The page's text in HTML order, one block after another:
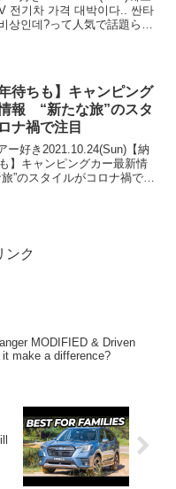
전기차 가격 대박이다.. 싼타
상인데?って人気で話題らし
待ちも】キャンピング
報 “新たな旅”のスタ
ナ禍で注目
ー好き2021.10.24(Sun)【納
】キャンピングカー最新情
”のスタイルがコロナ禍で注
ンク
MODIFIED & Driven
it make a difference?